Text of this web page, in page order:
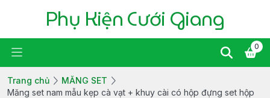
Phụ Kiện Cưới Giang
0
Trang chủ
MĂNG SET
Măng set nam mẫu kẹp cà vạt + khuy cài có hộp đựng set hộp